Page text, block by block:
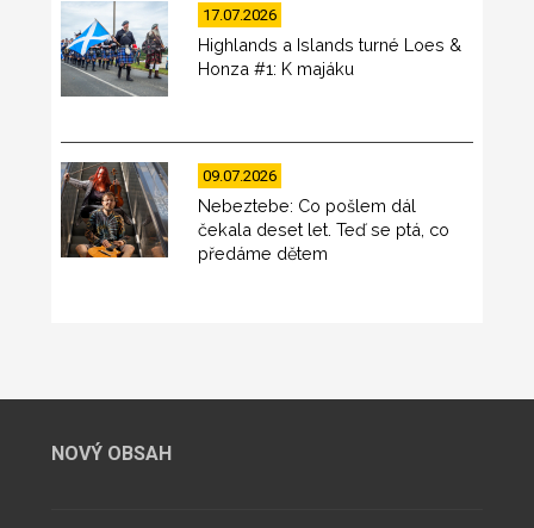
17.07.2026
Highlands a Islands turné Loes &
Honza #1: K majáku
09.07.2026
Nebeztebe: Co pošlem dál
čekala deset let. Teď se ptá, co
předáme dětem
NOVÝ OBSAH